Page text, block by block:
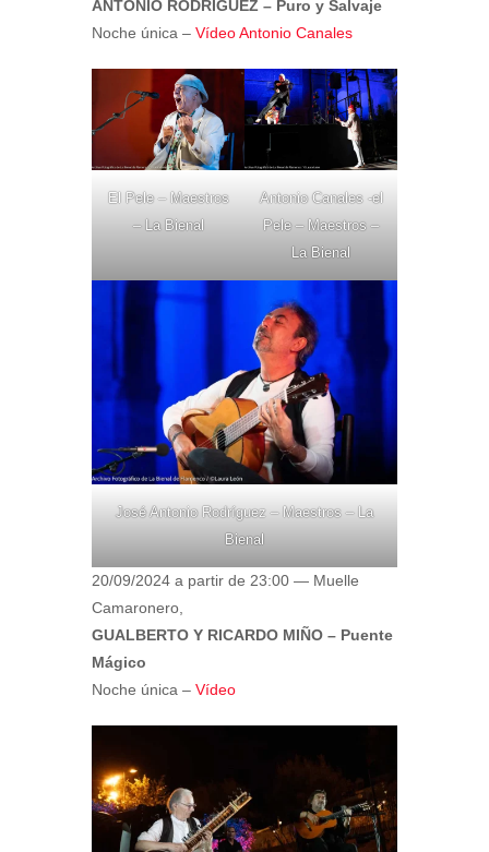
ANTONIO RODRÍGUEZ – Puro y Salvaje
Noche única – Vídeo Antonio Canales
El Pele – Maestros
– La Bienal
Antonio Canales -el
Pele – Maestros –
La Bienal
José Antonio Rodríguez – Maestros – La
Bienal
20/09/2024 a partir de 23:00 — Muelle
Camaronero,
GUALBERTO Y RICARDO MIÑO – Puente
Mágico
Noche única – Vídeo